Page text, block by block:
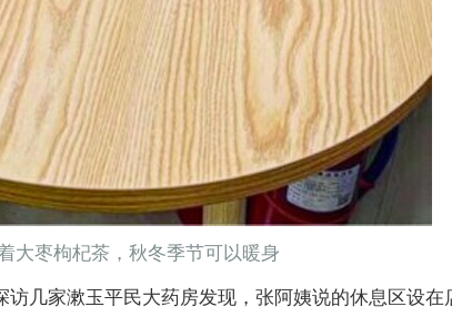
大枣枸杞茶，秋冬季节可以暖身
几家漱玉平民大药房发现，张阿姨说的休息区设在